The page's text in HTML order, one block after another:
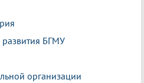
БГМУ
организации